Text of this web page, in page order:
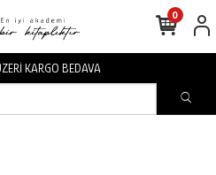
KARGO BEDAVA
0